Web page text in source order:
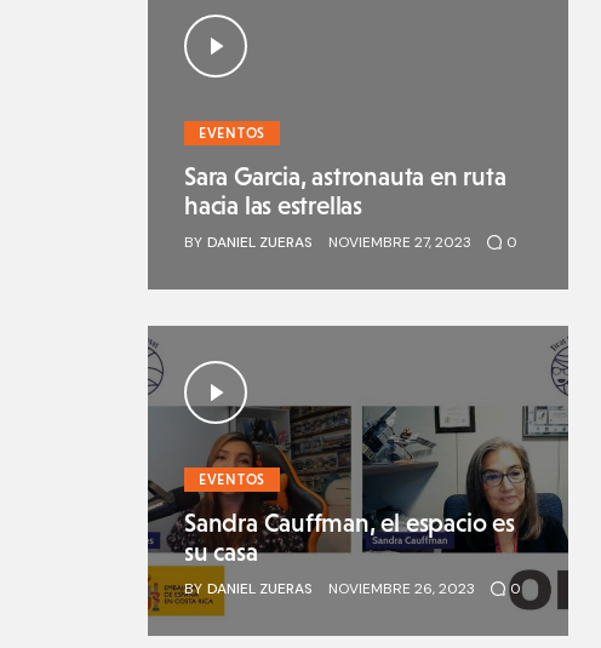
EVENTOS
Sara Garcia, astronauta en ruta
hacia las estrellas
BY DANIEL ZUERAS NOVIEMBRE 27, 2023 0
EVENTOS
Sandra Cauffman, el espacio es
su casa
BY DANIEL ZUERAS NOVIEMBRE 26, 2023 0